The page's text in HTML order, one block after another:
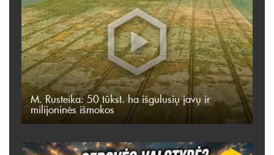
M. Rusteika: 50 tūkst. ha išgulusių javų ir
milijoninės išmokos